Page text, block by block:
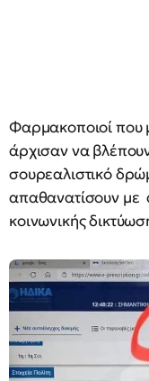
Φαρμακοποιοί
άρχισαν να
σουρεαλιστικό
απαθανατίσουν με
κοινωνικής